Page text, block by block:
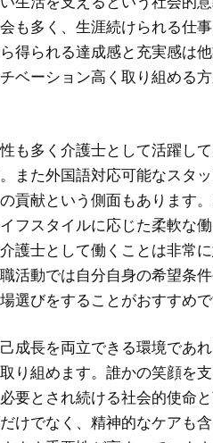
も多く、生涯続けられる仕
得られる達成感と充実感は
ベーション高く取り組める
も多く介護士として活躍し
また外国語対応可能なスタ
貢献という側面もあります
フスタイルに応じた柔軟な
護士として働くことは非常
活動では自分自身の希望条
選びをすることがおすすめで
成長を両立できる環境であ
り組めます。誰かの笑顔を
要とされ続ける社会的使命
けでなく、精神的なケアも